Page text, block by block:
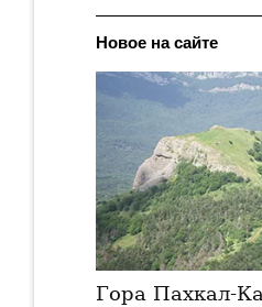
Новое на сайте
Гора Пахкал-